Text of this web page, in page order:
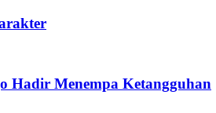
Hadir Menempa Ketangguhan